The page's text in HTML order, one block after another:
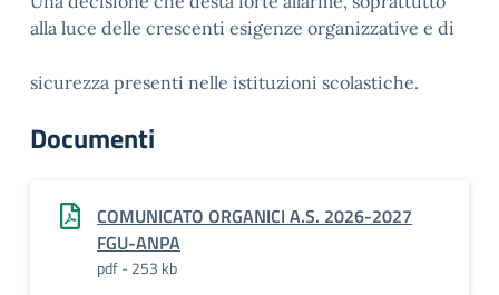
alla luce delle crescenti esigenze organizzative e di
sicurezza presenti nelle istituzioni scolastiche.
Documenti
COMUNICATO ORGANICI A.S. 2026-2027
FGU-ANPA
pdf - 253 kb